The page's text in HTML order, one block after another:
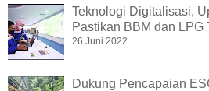
Teknologi Digitalisasi,
Pastikan BBM dan LPG
26 Juni 2022
Dukung Pencapaian